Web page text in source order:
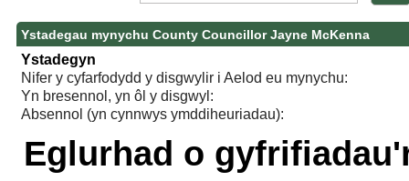
Ystadegau mynychu County Councillor Jayne McKenna
Ystadegyn
Nifer y cyfarfodydd y disgwylir i Aelod eu mynychu:
Yn bresennol, yn ôl y disgwyl:
Absennol (yn cynnwys ymddiheuriadau):
Eglurhad o